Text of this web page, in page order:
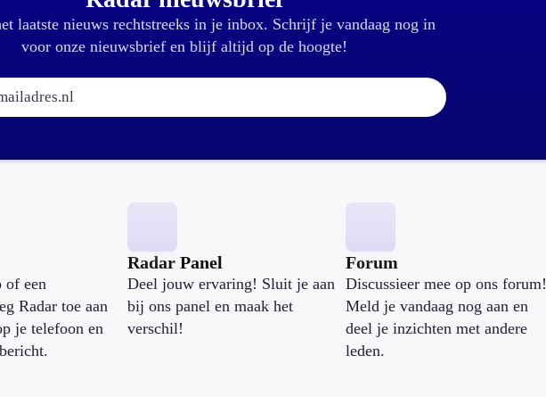
laatste nieuws rechtstreeks in je inbox. Schrijf je vandaag nog in
voor onze nieuwsbrief en blijf altijd op de hoogte!
E-mailadres:
of een
Radar toe aan
je telefoon en
Radar Panel
Deel jouw ervaring! Sluit je aan
bij ons panel en maak het
verschil!
Forum
Discussieer mee op ons forum!
Meld je vandaag nog aan en
deel je inzichten met andere
leden.